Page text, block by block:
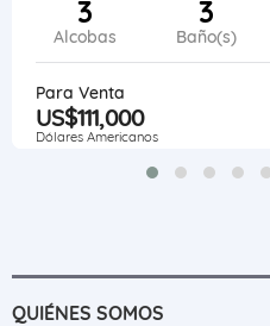
3
Alcobas
3
Baño(s)
Para Venta
US$111,000
Dólares Americanos
QUIÉNES SOMOS